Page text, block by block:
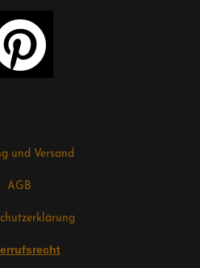
und Versand
AGB